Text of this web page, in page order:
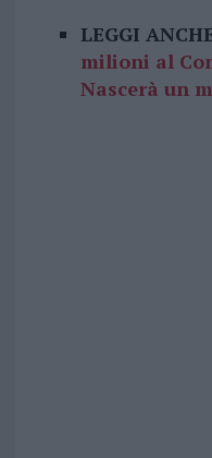
LEGGI
milioni al
Nascerà un